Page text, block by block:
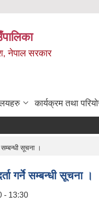
नेपाल सरकार
कार्यक्रम तथा
सूचना ।
गर्ने सम्बन्धी सूचना ।
- 13:30